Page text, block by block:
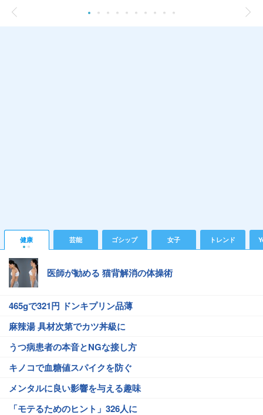
健康 芸能 ゴシップ 女子 トレンド
医師が勧める 猫背解消の体操術
465gで321円 ドンキプリン品薄
麻辣湯 具材次第でカツ丼級に
うつ病患者の本音とNGな接し方
キノコで血糖値スパイクを防ぐ
メンタルに良い影響を与える趣味
「モテるためのヒント」326人に